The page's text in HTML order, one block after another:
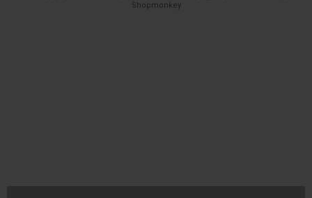
Shopmonkey